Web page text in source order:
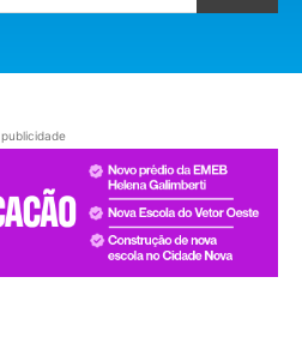
publicidade